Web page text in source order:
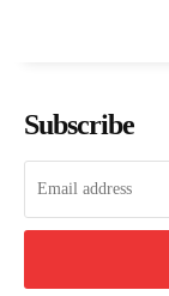
Subscribe